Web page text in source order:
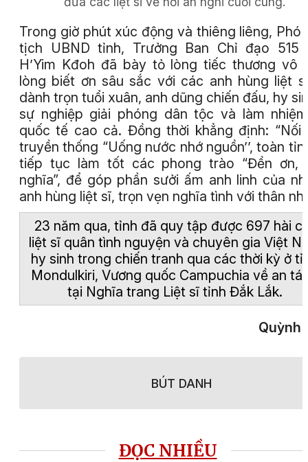
Trong giờ phút xúc động và thiêng liêng, Phó
tịch UBND tỉnh, Trưởng Ban Chỉ đạo 515
H’Yim Kđoh đã bày tỏ lòng tiếc thương vô
lòng biết ơn sâu sắc với các anh hùng liệt
dành trọn tuổi xuân, anh dũng chiến đấu, hy
sự nghiệp giải phóng dân tộc và làm
quốc tế cao cả. Đồng thời khẳng định: “Nối
truyền thống “Uống nước nhớ nguồn’’, toàn
tiếp tục làm tốt các phong trào “Đền ơn,
nghĩa”, để góp phần sưởi ấm anh linh của
anh hùng liệt sĩ, trọn vẹn nghĩa tình với thân
23 năm qua, tỉnh đã quy tập được 697 hài
liệt sĩ quân tình nguyện và chuyên gia Việt
hy sinh trong chiến tranh qua các thời kỳ ở
Mondulkiri, Vương quốc Campuchia về an
tại Nghĩa trang Liệt sĩ tỉnh Đắk Lắk.
Quỳnh
BÚT DANH
ĐỌC NHIỀU